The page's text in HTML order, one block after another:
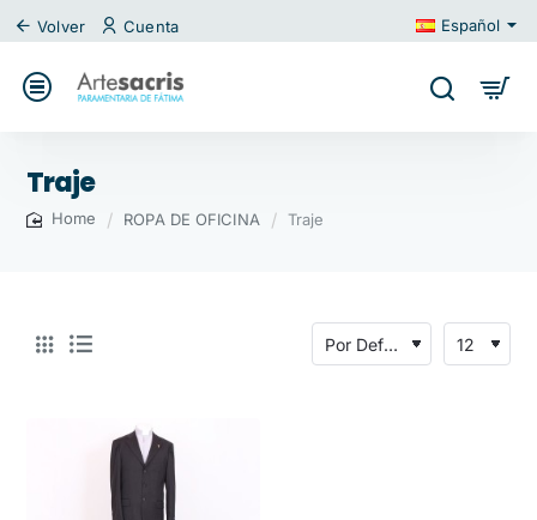
Volver Cuenta Español
Traje
ROPA DE OFICINA Traje